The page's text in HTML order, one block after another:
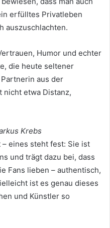
erfülltes Privatleben
auszuschlachten.
Humor und echter
die heute seltener
aus der
nicht etwa Distanz,
Krebs
eines steht fest: Sie ist
und trägt dazu bei, dass
Fans lieben – authentisch,
ist es genau dieses
und Künstler so